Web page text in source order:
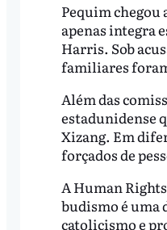
Pequim chegou
apenas integra
Harris. Sob
familiares
Além das
estadunidense
Xizang. Em
forçados de
A Human
budismo é uma
catolicismo e